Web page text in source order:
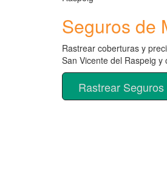
Seguros de
Rastrear coberturas y
San Vicente del Raspeig y
Rastrear